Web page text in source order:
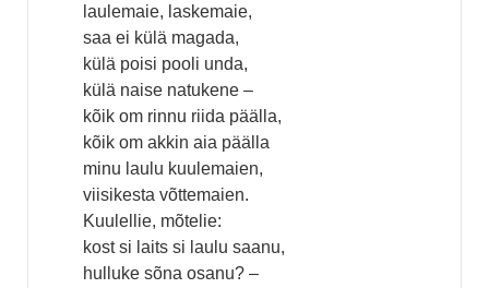
laulemaie, laskemaie,
saa ei külä magada,
külä poisi pooli unda,
külä naise natukene –
kõik om rinnu riida päälla,
kõik om akkin aia päälla
minu laulu kuulemaien,
viisikesta võttemaien.
Kuulellie, mõtelie:
kost si laits si laulu saanu,
hulluke sõna osanu? –